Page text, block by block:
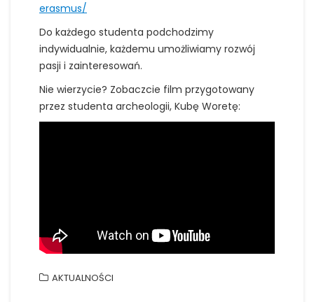
erasmus/
Do każdego studenta podchodzimy
indywidualnie, każdemu umożliwiamy rozwój
pasji i zainteresowań.
Nie wierzycie? Zobaczcie film przygotowany
przez studenta archeologii, Kubę Woretę:
AKTUALNOŚCI